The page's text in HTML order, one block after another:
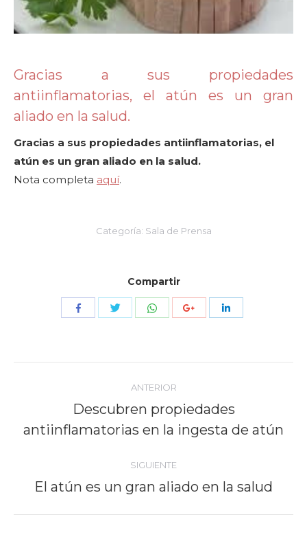
Gracias a sus propiedades
antiinflamatorias, el atún es un gran
aliado en la salud.
Gracias a sus propiedades antiinflamatorias, el
atún es un gran aliado en la salud.
Nota completa aquí.
Categoría: Sala de Prensa
Compartir
CompartirCompartir Compartir Compartir
Navegación
entre
publicaciones
ANTERIOR
Publicación
anterior:
Descubren propiedades
antiinflamatorias en la ingesta de atún
SIGUIENTE
Publicación
El atún es un gran aliado en la salud